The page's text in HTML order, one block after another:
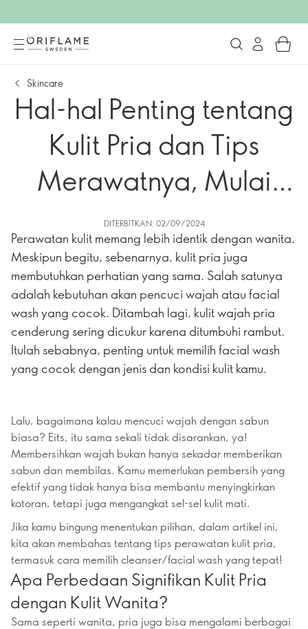
Skincare
Hal-hal Penting tentang
Kulit Pria dan Tips
Merawatnya, Mulai
dengan Memilih
Cleanser yang Tepat!
DITERBITKAN: 02/09/2024
Perawatan kulit memang lebih identik dengan wanita.
Meskipun begitu, sebenarnya, kulit pria juga
membutuhkan perhatian yang sama. Salah satunya
adalah kebutuhan akan pencuci wajah atau facial
wash yang cocok. Ditambah lagi, kulit wajah pria
cenderung sering dicukur karena ditumbuhi rambut.
Itulah sebabnya, penting untuk memilih facial wash
yang cocok dengan jenis dan kondisi kulit kamu.
Lalu, bagaimana kalau mencuci wajah dengan sabun
biasa? Eits, itu sama sekali tidak disarankan, ya!
Membersihkan wajah bukan hanya sekadar memberikan
sabun dan membilas. Kamu memerlukan pembersih yang
efektif yang tidak hanya bisa membantu menyingkirkan
kotoran, tetapi juga mengangkat sel-sel kulit mati.
Jika kamu bingung menentukan pilihan, dalam artikel ini,
kita akan membahas tentang tips perawatan kulit pria,
termasuk cara memilih cleanser/facial wash yang tepat!
Apa Perbedaan Signifikan Kulit Pria
dengan Kulit Wanita?
Sama seperti wanita, pria juga bisa mengalami berbagai